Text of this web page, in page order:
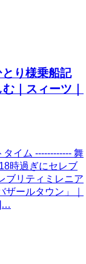
り様乗船記
｜スィーツ｜
イム ------------ 舞
時過ぎにセレブ
ブリティミレニア
ールタウン」｜